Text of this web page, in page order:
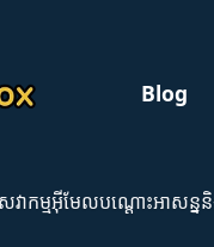
Blog
វាកម្មអ៊ីមែលបណ្ដោះអាសន្